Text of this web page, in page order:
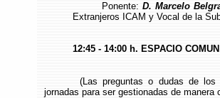
Ponente:D. Marcelo
Extranjeros ICAM y Vocal de la
12:45 - 14:00 h. ESPACIO
(Las preguntas o dudas de
jornadas para ser gestionadas de